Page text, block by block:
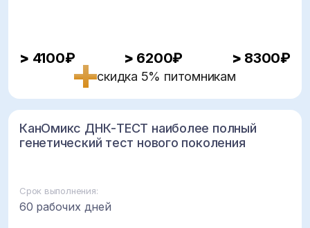
> 4100₽ > 6200₽ > 8300₽
скидка 5% питомникам
КанОмикс ДНК-ТЕСТ наиболее полный
генетический тест нового поколения
Срок выполнения:
60 рабочих дней